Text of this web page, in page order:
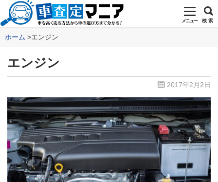
メニュー 検 索
ホーム エンジン
エンジン
2017年2月2日